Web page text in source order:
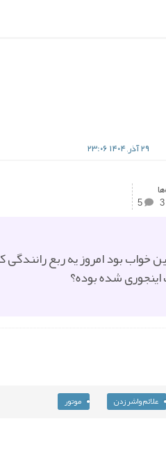
۲۹ آذر, ۱۴۰۴ ۲۳:۰۶
3
5
خواب بود امروز یه ربع
شده بوده؟
علائم واشر زدن موتور